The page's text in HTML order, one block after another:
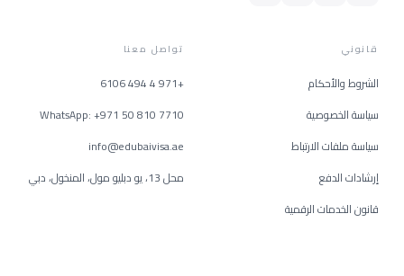
قانوني
الشروط والأحكام
سياسة الخصوصية
سياسة ملفات الارتباط
إرشادات الدفع
قانون الخدمات الرقمية
تواصل معنا
+971 4 494 6106
WhatsApp: +971 50 810 7710
info@edubaivisa.ae
محل 13، يو دبليو مول، المنخول، دبي